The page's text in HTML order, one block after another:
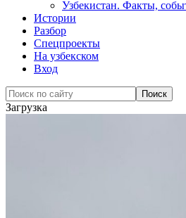
Узбекистан. Факты,
Истории
Разбор
Спецпроекты
На узбекском
Вход
Загрузка